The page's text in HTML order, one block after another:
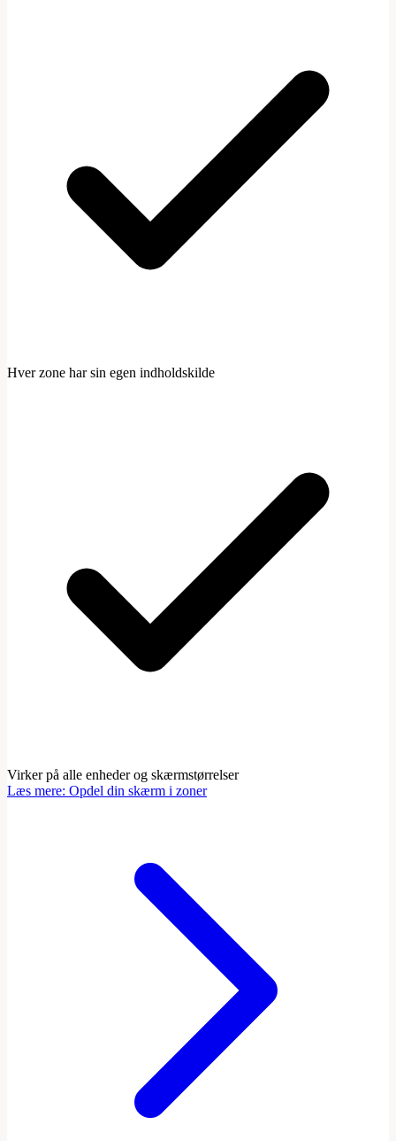
Hver zone har sin egen indholdskilde
Virker på alle enheder og skærmstørrelser
Læs mere: Opdel din skærm i zoner